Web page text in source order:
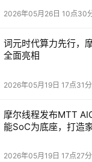
2026年05月26日 10点30
词元时代算力先行，
全面亮相
2026年05月19日 17点31分
摩尔线程发布MTT
能SoC为底座，打造
2026年05月19日 17点27分